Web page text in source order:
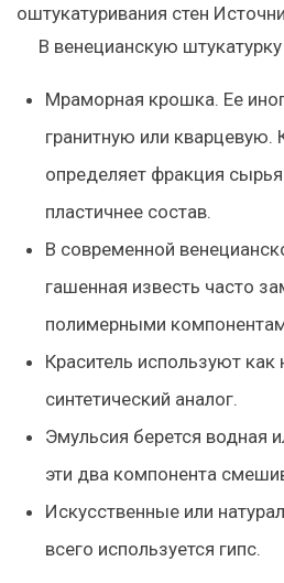
оштукатуривания стен
В венецианскую
Мраморная крошка. Ее
гранитную или кварцевую.
определяет фракция
пластичнее состав.
В современной
гашенная известь часто
полимерными
Краситель используют как
синтетический аналог.
Эмульсия берется водная
эти два компонента
Искусственные или
всего используется гипс.